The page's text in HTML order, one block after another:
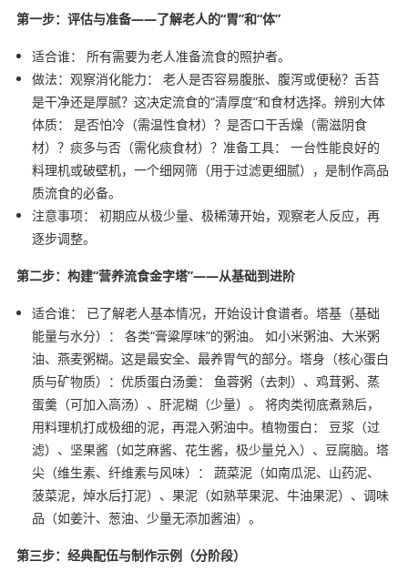
第一步：评估与准备——了解老人的“胃”和“体”
适合谁： 所有需要为老人准备流食的照护者。
做法：观察消化能力： 老人是否容易腹胀、腹泻或便秘？舌苔
是干净还是厚腻？这决定流食的“清厚度”和食材选择。辨别大体
体质： 是否怕冷（需温性食材）？是否口干舌燥（需滋阴食
材）？痰多与否（需化痰食材）？准备工具： 一台性能良好的
料理机或破壁机，一个细网筛（用于过滤更细腻），是制作高品
质流食的必备。
注意事项： 初期应从极少量、极稀薄开始，观察老人反应，再
逐步调整。
第二步：构建“营养流食金字塔”——从基础到进阶
适合谁： 已了解老人基本情况，开始设计食谱者。塔基（基础
能量与水分）： 各类“膏粱厚味”的粥油。 如小米粥油、大米粥
油、燕麦粥糊。这是最安全、最养胃气的部分。塔身（核心蛋白
质与矿物质）：优质蛋白汤羹： 鱼蓉粥（去刺）、鸡茸粥、蒸
蛋羹（可加入高汤）、肝泥糊（少量）。 将肉类彻底煮熟后，
用料理机打成极细的泥，再混入粥油中。植物蛋白： 豆浆（过
滤）、坚果酱（如芝麻酱、花生酱，极少量兑入）、豆腐脑。塔
尖（维生素、纤维素与风味）： 蔬菜泥（如南瓜泥、山药泥、
菠菜泥，焯水后打泥）、果泥（如熟苹果泥、牛油果泥）、调味
品（如姜汁、葱油、少量无添加酱油）。
第三步：经典配伍与制作示例（分阶段）